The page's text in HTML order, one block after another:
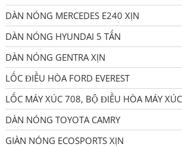
DÀN NÓNG MERCEDES E240 XỊN
DÀN NÓNG HYUNDAI 5 TẤN
DÀN NÓNG GENTRA XỊN
LỐC ĐIỀU HÒA FORD EVEREST
LỐC MÁY XÚC 708, BỘ ĐIỀU HÒA MÁY XÚC
DÀN NÓNG TOYOTA CAMRY
GIÀN NÓNG ECOSPORTS XỊN